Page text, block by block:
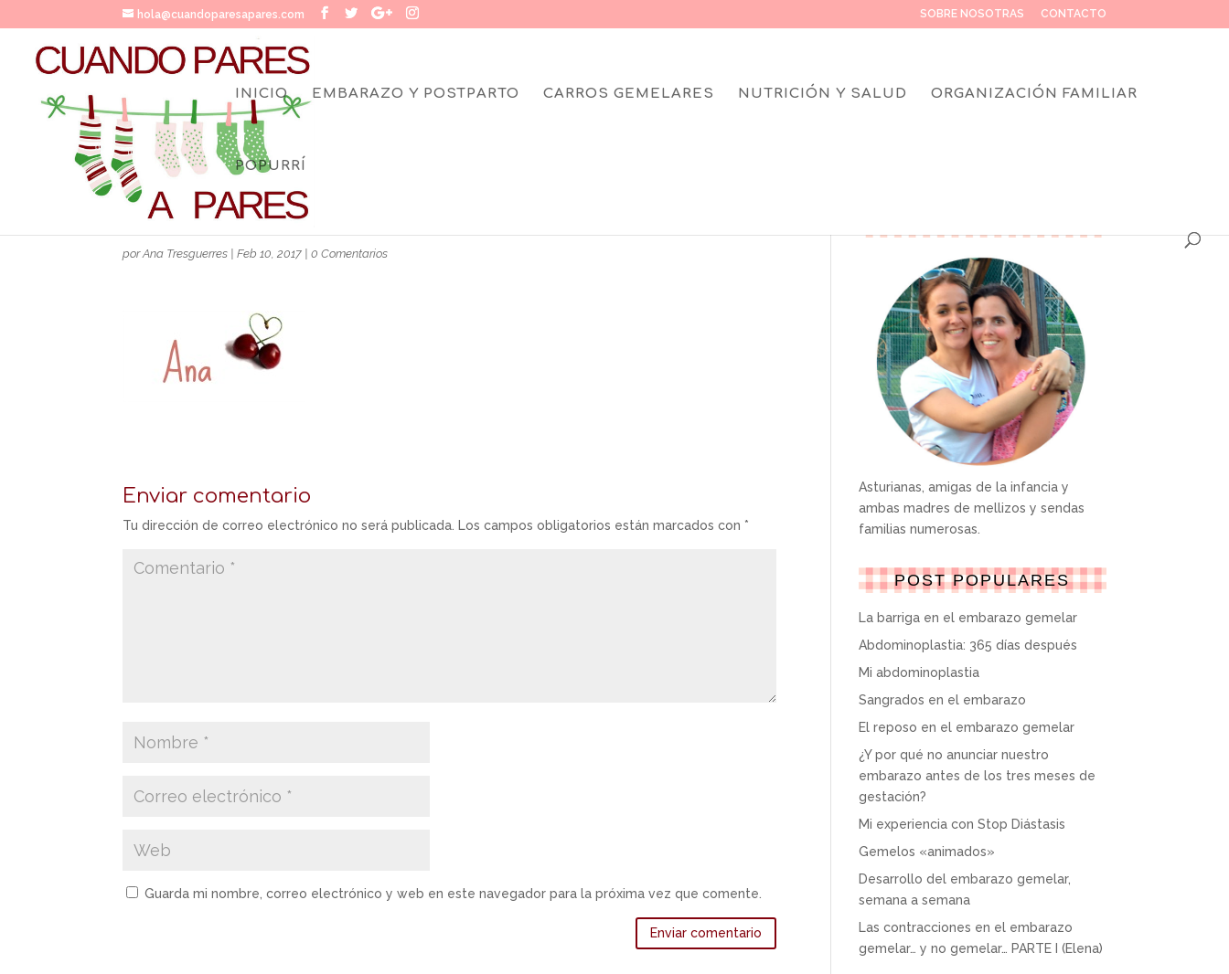
hola@cuandoparesapares.com SOBRE NOSOTRAS CONTACTO
INICIO EMBARAZO Y POSTPARTO CARROS GEMELARES NUTRICIÓN Y SALUD ORGANIZACIÓN FAMILIAR
POPURRÍ
FIRMAANACHERRIES-1
porAna Tresguerres |Feb 10, 2017 |0 Comentarios
Enviar comentario
Tu dirección de correo electrónico no será publicada. Los campos obligatorios están marcados con *
Guarda mi nombre, correo electrónico y web en este navegador para la próxima vez que comente.
Asturianas, amigas de la infancia y
ambas madres de mellizos y sendas
familias numerosas.
POST POPULARES
La barriga en el embarazo gemelar
Abdominoplastia: 365 días después
Mi abdominoplastia
Sangrados en el embarazo
El reposo en el embarazo gemelar
¿Y por qué no anunciar nuestro
embarazo antes de los tres meses de
gestación?
Mi experiencia con Stop Diástasis
Gemelos «animados»
Desarrollo del embarazo gemelar,
semana a semana
Las contracciones en el embarazo
gemelar… y no gemelar… PARTE I (Elena)